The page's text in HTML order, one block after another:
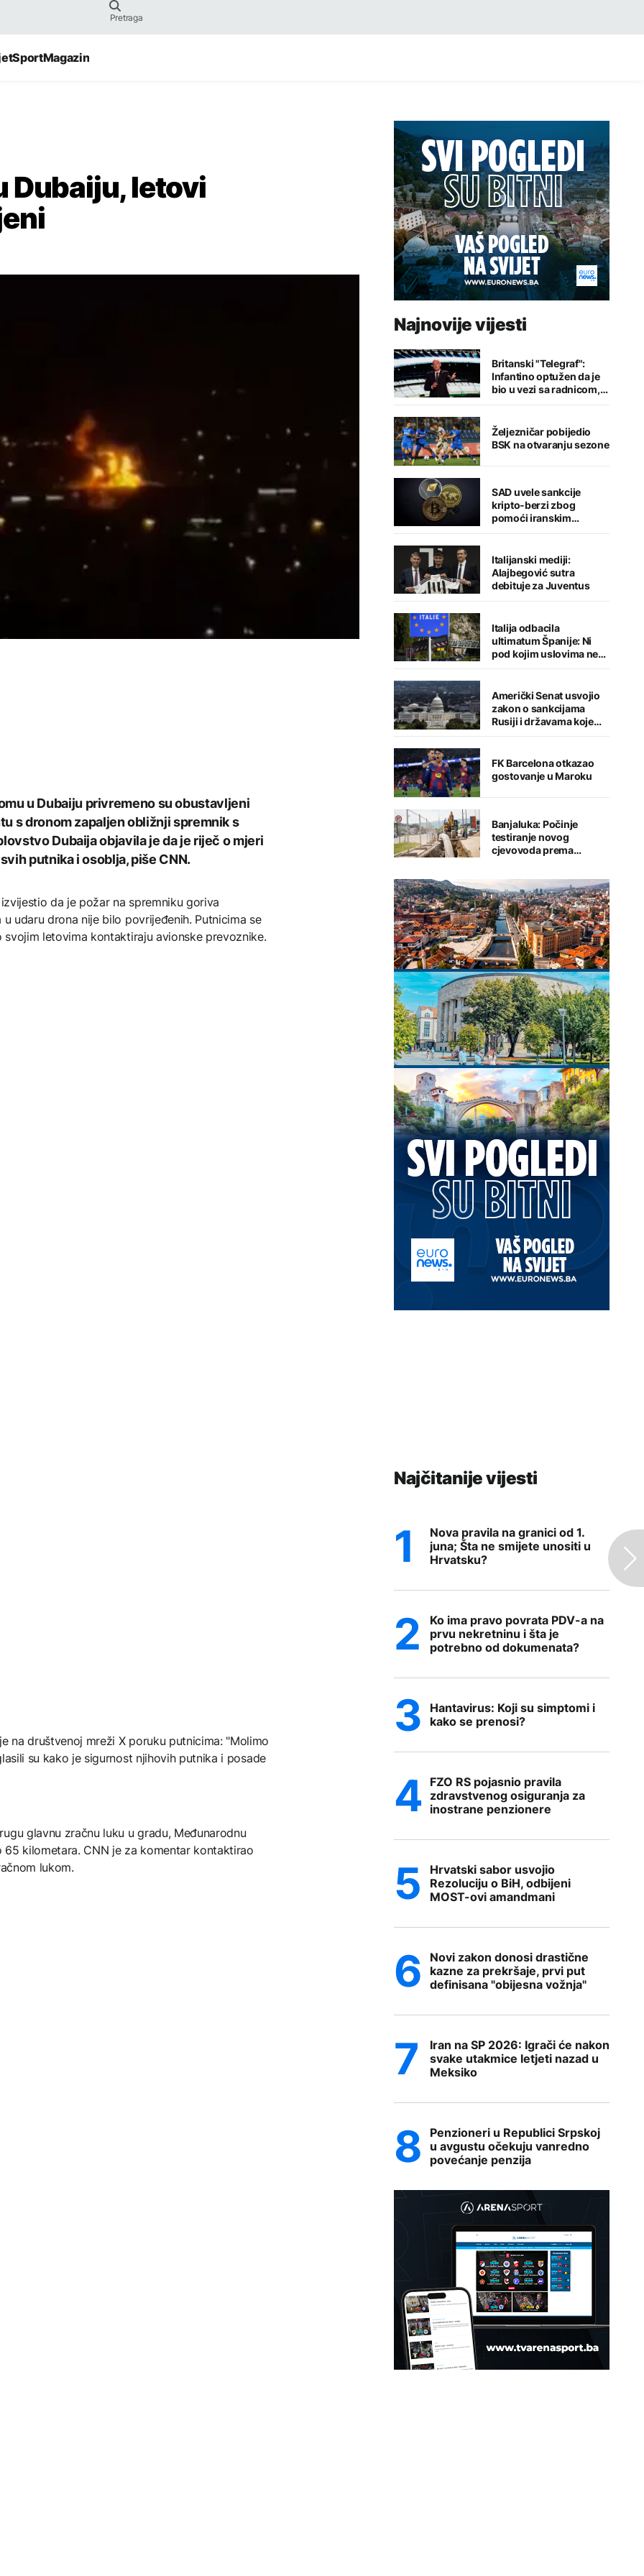
SportMagazin
Dubaiju, letovi
u Dubaiju privremeno su obustavljeni
s dronom zapaljen obližnji spremnik s
Dubaija objavila je da je riječ o mjeri
putnika i osoblja, piše CNN.
da je požar na spremniku goriva
udaru drona nije bilo povrijeđenih. Putnicima se
letovima kontaktiraju avionske prevoznike.
na društvenoj mreži X poruku putnicima: "Molimo
su kako je sigurnost njihovih putnika i posade
glavnu zračnu luku u gradu, Međunarodnu
kilometara. CNN je za komentar kontaktirao
lukom.
Najnovije vijesti
Britanski "Telegraf":
Infantino optužen da je
bio u vezi sa radnicom,
FIFA odbacila navode
Željezničar pobijedio
BSK na otvaranju sezone
SAD uvele sankcije
kripto-berzi zbog
pomoći iranskim
snagama
Italijanski mediji:
Alajbegović sutra
debituje za Juventus
Italija odbacila
ultimatum Španije: Ni
pod kojim uslovima ne
namjeravamo da
Američki Senat usvojio
zakon o sankcijama
Rusiji i državama koje
kupuju njenu naftu i gas
FK Barcelona otkazao
gostovanje u Maroku
Banjaluka: Počinje
testiranje novog
cjevovoda prema
Najčitanije vijesti
Nova pravila na granici od 1.
juna; Šta ne smijete unositi u
Hrvatsku?
Ko ima pravo povrata PDV-a na
prvu nekretninu i šta je
potrebno od dokumenata?
Hantavirus: Koji su simptomi i
kako se prenosi?
FZO RS pojasnio pravila
zdravstvenog osiguranja za
inostrane penzionere
Hrvatski sabor usvojio
Rezoluciju o BiH, odbijeni
MOST-ovi amandmani
Novi zakon donosi drastične
kazne za prekršaje, prvi put
definisana "obijesna vožnja"
Iran na SP 2026: Igrači će nakon
svake utakmice letjeti nazad u
Meksiko
Penzioneri u Republici Srpskoj
u avgustu očekuju vanredno
povećanje penzija